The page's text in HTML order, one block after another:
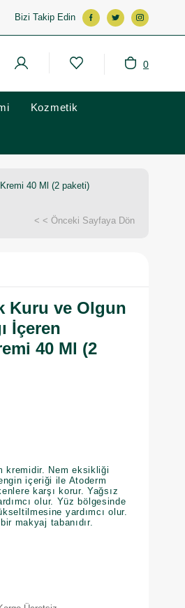
Bizi Takip Edin
0
Kozmetik
40 Ml (2 paketi)
< < Önceki Sayfaya Dön
Kuru ve Olgun
İçeren
40 Ml (2
kremidir. Nem eksikliği
içeriği ile Atoderm
karşı korur. Yağsız
olur. Yüz bölgesinde
yardımcı olur.
makyaj tabanıdır.